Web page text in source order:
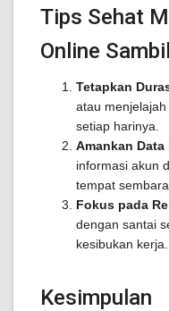
Tips Sehat
Online
Tetapkan
atau
setiap harinya.
Amankan Data
informasi akun
tempat
Fokus pada
dengan santai
kesibukan kerja.
Kesimpulan